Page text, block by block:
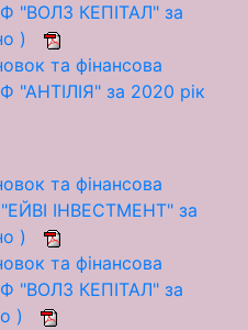
"ВОЛЗ КЕПІТАЛ" за
)
та фінансова
"АНТІЛІЯ" за 2020 рік
та фінансова
"ЕЙВІ ІНВЕСТМЕНТ" за
)
та фінансова
"ВОЛЗ КЕПІТАЛ" за
)